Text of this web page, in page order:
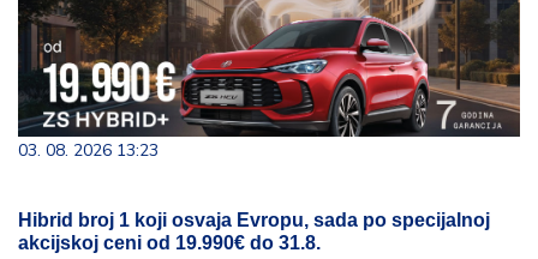
03. 08. 2026 13:23
Hibrid broj 1 koji osvaja Evropu, sada po specijalnoj
akcijskoj ceni od 19.990€ do 31.8.